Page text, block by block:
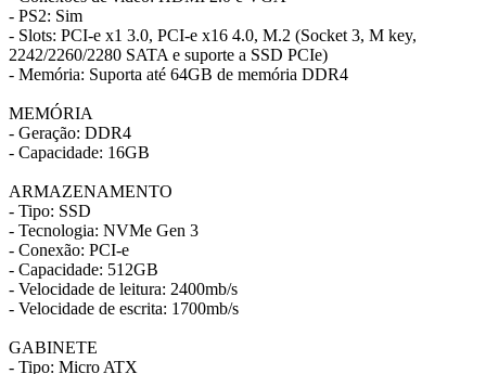
- PS2: Sim
- Slots: PCI-e x1 3.0, PCI-e x16 4.0, M.2 (Socket 3, M key,
2242/2260/2280 SATA e suporte a SSD PCIe)
- Memória: Suporta até 64GB de memória DDR4
MEMÓRIA
- Geração: DDR4
- Capacidade: 16GB
ARMAZENAMENTO
- Tipo: SSD
- Tecnologia: NVMe Gen 3
- Conexão: PCI-e
- Capacidade: 512GB
- Velocidade de leitura: 2400mb/s
- Velocidade de escrita: 1700mb/s
GABINETE
- Tipo: Micro ATX